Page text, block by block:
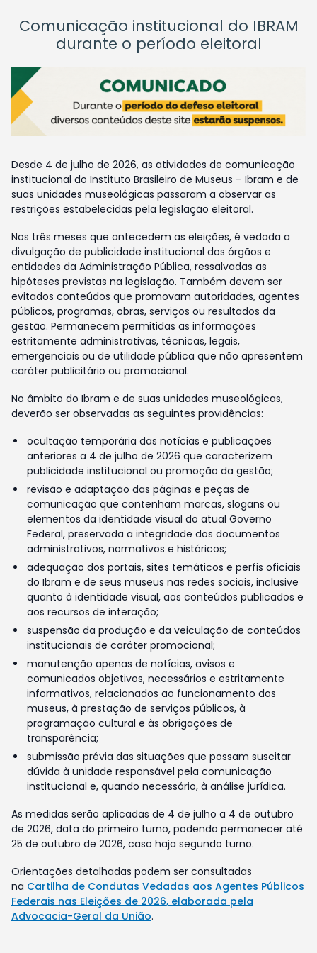
Comunicação institucional do IBRAM
durante o período eleitoral
Desde 4 de julho de 2026, as atividades de comunicação
institucional do Instituto Brasileiro de Museus – Ibram e de
suas unidades museológicas passaram a observar as
restrições estabelecidas pela legislação eleitoral.
Nos três meses que antecedem as eleições, é vedada a
divulgação de publicidade institucional dos órgãos e
entidades da Administração Pública, ressalvadas as
hipóteses previstas na legislação. Também devem ser
evitados conteúdos que promovam autoridades, agentes
públicos, programas, obras, serviços ou resultados da
gestão. Permanecem permitidas as informações
estritamente administrativas, técnicas, legais,
emergenciais ou de utilidade pública que não apresentem
caráter publicitário ou promocional.
No âmbito do Ibram e de suas unidades museológicas,
deverão ser observadas as seguintes providências:
ocultação temporária das notícias e publicações
anteriores a 4 de julho de 2026 que caracterizem
publicidade institucional ou promoção da gestão;
revisão e adaptação das páginas e peças de
comunicação que contenham marcas, slogans ou
elementos da identidade visual do atual Governo
Federal, preservada a integridade dos documentos
administrativos, normativos e históricos;
adequação dos portais, sites temáticos e perfis oficiais
do Ibram e de seus museus nas redes sociais, inclusive
quanto à identidade visual, aos conteúdos publicados e
aos recursos de interação;
suspensão da produção e da veiculação de conteúdos
institucionais de caráter promocional;
manutenção apenas de notícias, avisos e
comunicados objetivos, necessários e estritamente
informativos, relacionados ao funcionamento dos
museus, à prestação de serviços públicos, à
programação cultural e às obrigações de
transparência;
submissão prévia das situações que possam suscitar
dúvida à unidade responsável pela comunicação
institucional e, quando necessário, à análise jurídica.
As medidas serão aplicadas de 4 de julho a 4 de outubro
de 2026, data do primeiro turno, podendo permanecer até
25 de outubro de 2026, caso haja segundo turno.
Orientações detalhadas podem ser consultadas
na Cartilha de Condutas Vedadas aos Agentes Públicos
Federais nas Eleições de 2026, elaborada pela
Advocacia-Geral da União.